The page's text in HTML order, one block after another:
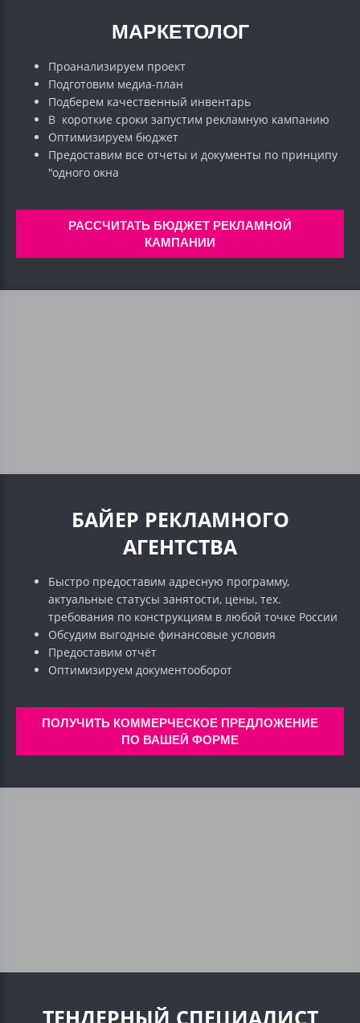
МАРКЕТОЛОГ
Проанализируем проект
Подготовим медиа-план
Подберем качественный инвентарь
В короткие сроки запустим рекламную кампанию
Оптимизируем бюджет
Предоставим все отчеты и документы по принципу
"одного окна
РАССЧИТАТЬ БЮДЖЕТ РЕКЛАМНОЙ
КАМПАНИИ
БАЙЕР РЕКЛАМНОГО
АГЕНТСТВА
Быстро предоставим адресную программу,
актуальные статусы занятости, цены, тех.
требования по конструкциям в любой точке России
Обсудим выгодные финансовые условия
Предоставим отчёт
Оптимизируем документооборот
ПОЛУЧИТЬ КОММЕРЧЕСКОЕ ПРЕДЛОЖЕНИЕ
ПО ВАШЕЙ ФОРМЕ
ТЕНДЕРНЫЙ СПЕЦИАЛИСТ